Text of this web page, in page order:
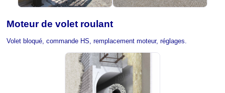
Moteur de volet roulant
Volet bloqué, commande HS, remplacement moteur, réglages.